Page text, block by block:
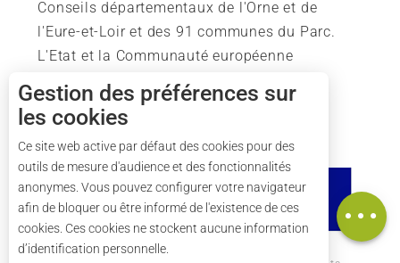
Tarifs
Carte
Conseils départementaux de l'Orne et de
l'Eure-et-Loir et des 91 communes du Parc.
L'Etat et la Communauté européenne
soutiennent également l'action du Parc.
Gestion des préférences sur
les cookies
Ce site web active par défaut des cookies pour des
outils de mesure d'audience et des fonctionnalités
anonymes. Vous pouvez configurer votre navigateur
afin de bloquer ou être informé de l'existence de ces
cookies. Ces cookies ne stockent aucune information
d’identification personnelle.